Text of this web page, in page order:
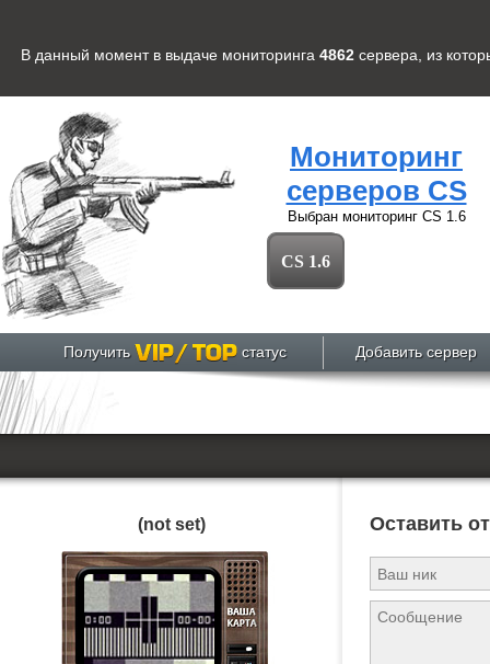
В данный момент в выдаче мониторинга 4862 сервера , из
Мониторинг
серверов CS
Выбран мониторинг CS 1.6
CS 1.6
Получить статус Добавить сервер
(not set) Оставить